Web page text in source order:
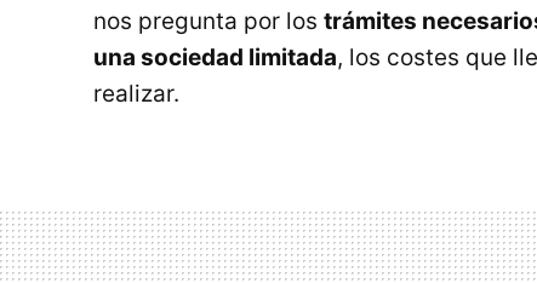
nos pregunta por los trámites
una sociedad limitada, los costes que
realizar.